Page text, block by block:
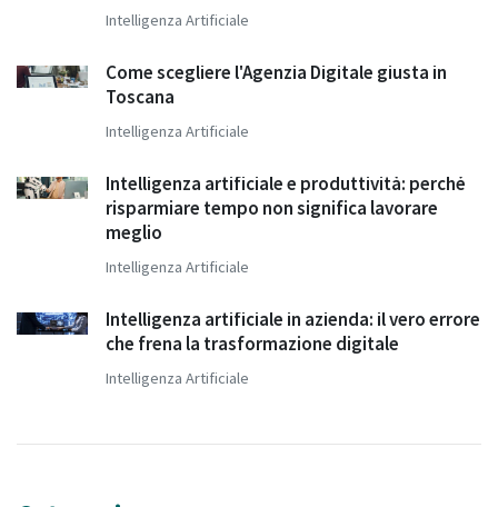
Intelligenza Artificiale
Come scegliere l'Agenzia Digitale giusta in
Toscana
Intelligenza Artificiale
Intelligenza artificiale e produttività: perché
risparmiare tempo non significa lavorare
meglio
Intelligenza Artificiale
Intelligenza artificiale in azienda: il vero errore
che frena la trasformazione digitale
Intelligenza Artificiale